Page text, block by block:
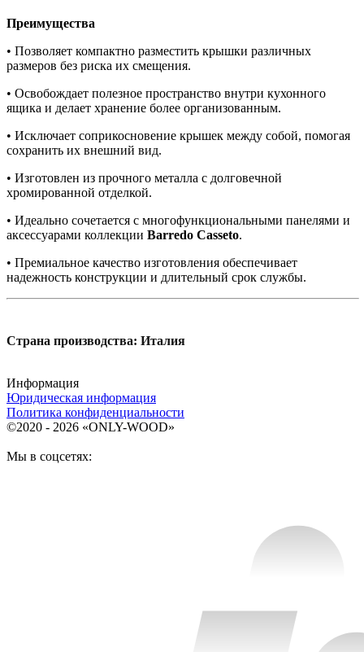
Преимущества
• Позволяет компактно разместить крышки различных
размеров без риска их смещения.
• Освобождает полезное пространство внутри кухонного
ящика и делает хранение более организованным.
• Исключает соприкосновение крышек между собой, помогая
сохранить их внешний вид.
• Изготовлен из прочного металла с долговечной
хромированной отделкой.
• Идеально сочетается с многофункциональными панелями и
аксессуарами коллекции Barredo Casseto.
• Премиальное качество изготовления обеспечивает
надежность конструкции и длительный срок службы.
Страна производства: Италия
Информация
Юридическая информация
Политика конфиденциальности
©2020 - 2026 «ONLY-WOOD»
Мы в соцсетях: